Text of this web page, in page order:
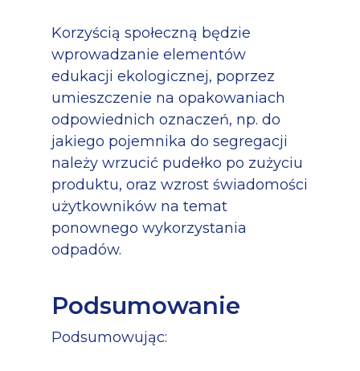
Korzyścią społeczną będzie
wprowadzanie elementów
edukacji ekologicznej, poprzez
umieszczenie na opakowaniach
odpowiednich oznaczeń, np. do
jakiego pojemnika do segregacji
należy wrzucić pudełko po zużyciu
produktu, oraz wzrost świadomości
użytkowników na temat
ponownego wykorzystania
odpadów.
Podsumowanie
Podsumowując: